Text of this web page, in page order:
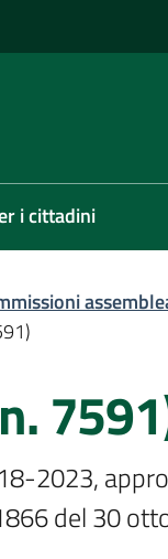
i cittadini
2023,
del 30